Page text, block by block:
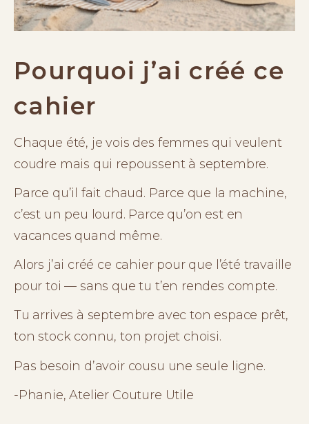
Pourquoi j’ai créé ce
cahier
Chaque été, je vois des femmes qui veulent
coudre mais qui repoussent à septembre.
Parce qu’il fait chaud. Parce que la machine,
c’est un peu lourd. Parce qu’on est en
vacances quand même.
Alors j’ai créé ce cahier pour que l’été travaille
pour toi — sans que tu t’en rendes compte.
Tu arrives à septembre avec ton espace prêt,
ton stock connu, ton projet choisi.
Pas besoin d’avoir cousu une seule ligne.
-Phanie, Atelier Couture Utile